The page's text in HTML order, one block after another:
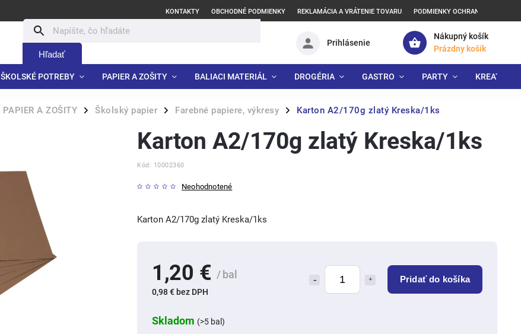
KONTAKTY OBCHODNÉ PODMIENKY REKLAMÁCIA A VRÁTENIE TOVARU PODMIENKY OCHRANY
Hľadať
Nákupný košík
Prázdny košík
Prihlásenie
ŠKOLSKÉ POTREBY PAPIER A ZOŠITY BALIACI MATERIÁL DROGÉRIA GASTRO PARTY
PAPIER A ZOŠITY / Školský papier / Farebné papiere, výkresy / Karton A2/170g zlatý Kreska/1ks
1,20 € / bal
0,98 € bez DPH
Pridať do košíka
Skladom (>5 bal)
Karton A2/170g zlatý Kreska/1ks
Kód: 10002360
Neohodnotené
Karton A2/170g zlatý Kreska/1ks